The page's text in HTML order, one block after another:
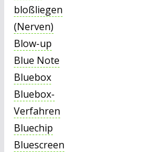
bloßliegen
(Nerven)
Blow-up
Blue Note
Bluebox
Bluebox-
Verfahren
Bluechip
Bluescreen